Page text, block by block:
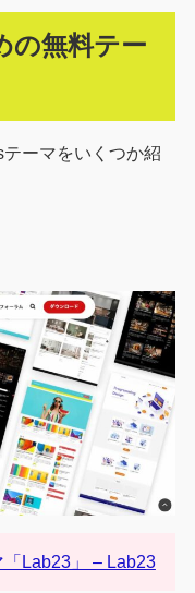
の無料テー
ーマをいくつか紹
Lab23」 – Lab23